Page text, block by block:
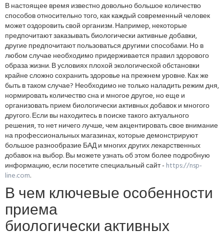
В настоящее время известно довольно большое количество
способов относительно того, как каждый современный человек
может оздоровить свой организм. Например, некоторые
предпочитают заказывать биологически активные добавки,
другие предпочитают пользоваться другими способами. Но в
любом случае необходимо придерживается правил здорового
образа жизни. В условиях плохой экологической обстановки
крайне сложно сохранить здоровье на прежнем уровне. Как же
быть в таком случае? Необходимо не только наладить режим дня,
нормировать количество сна и многое другое, но еще и
организовать прием биологически активных добавок и многого
другого. Если вы находитесь в поиске такого актуального
решения, то нет ничего лучше, чем акцентировать свое внимание
на профессиональных магазинах, которые демонстрируют
большое разнообразие БАД и многих других лекарственных
добавок на выбор. Вы можете узнать об этом более подробную
информацию, если посетите специальный сайт - https://nsp-
line.com.
В чем ключевые особенности
приема
биологически активных